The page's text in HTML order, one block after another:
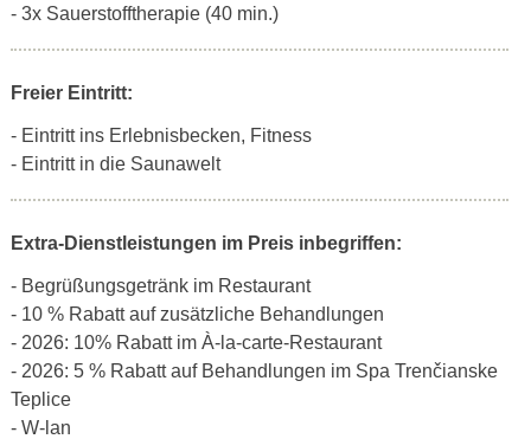
- 3x Sauerstofftherapie (40 min.)
Freier Eintritt:
- Eintritt ins Erlebnisbecken, Fitness
- Eintritt in die Saunawelt
Extra-Dienstleistungen im Preis inbegriffen:
- Begrüßungsgetränk im Restaurant
- 10 % Rabatt auf zusätzliche Behandlungen
- 2026: 10% Rabatt im À-la-carte-Restaurant
- 2026: 5 % Rabatt auf Behandlungen im Spa Trenčianske
Teplice
- W-lan